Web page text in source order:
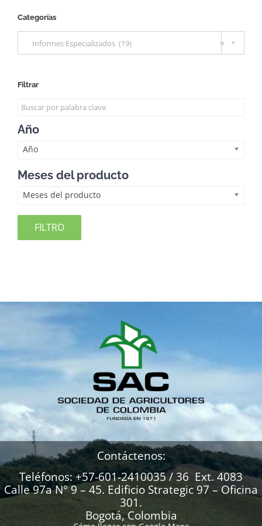
Categorías
×
Informes Especializados (19)
Filtrar
Año
Año
Meses del producto
Meses del producto
FILTRO
Contáctenos:
Teléfonos: +57-601-2410035 / 36 Ext. 4083
Calle 97a N° 9 – 45. Edificio Strategic 97 – Oficina
301.
Bogotá, Colombia